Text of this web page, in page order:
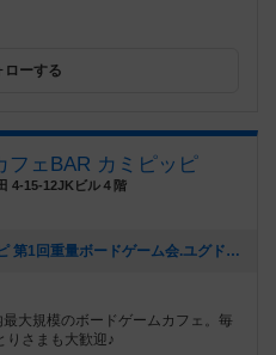
ローする
フェBAR カミピッピ
4-15-12JKビル４階
[NEW] ボードゲームcafeカミピッピ 第1回重量ボードゲーム会.ユグドラサスをやろう！（2022年10月14日 23時07分）
大規模のボードゲームカフェ。毎
りさまも大歓迎♪